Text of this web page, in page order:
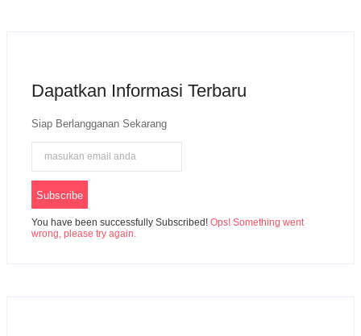
Dapatkan Informasi Terbaru
Siap Berlangganan Sekarang
Subscribe
You have been successfully Subscribed! Ops! Something went
wrong, please try again.